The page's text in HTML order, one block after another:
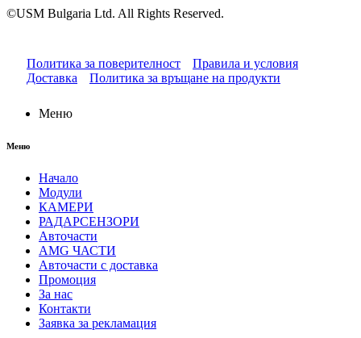
©USM Bulgaria Ltd. All Rights Reserved.
Политика за поверителност
Правила и условия
Доставка
Политика за връщане на продукти
Меню
Меню
Начало
Модули
КАМЕРИ
РАДАРСЕНЗОРИ
Авточасти
AMG ЧАСТИ
Авточасти с доставка
Промоция
За нас
Контакти
Заявка за рекламация